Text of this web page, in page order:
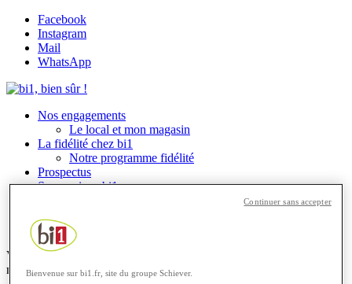
Facebook
Instagram
Mail
WhatsApp
Nos engagements
Le local et mon magasin
La fidélité chez bi1
Notre programme fidélité
Prospectus
Sponsorings bi1
Menu Menu
Vous êtes ici :
mangueBienvenue sur bi1.fr, site du groupe Schiever.
Continuer sans accepter